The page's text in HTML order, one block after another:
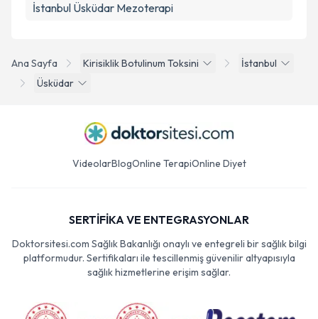
Ana Sayfa Kirisiklik Botulinum Toksini
İstanbul
Üsküdar
İstanbul Üsküdar Mezoterapi
VideolarBlogOnline TerapiOnline Diyet
SERTİFİKA VE ENTEGRASYONLAR
Doktorsitesi.com Sağlık Bakanlığı onaylı ve entegreli bir sağlık bilgi
platformudur. Sertifikaları ile tescillenmiş güvenilir altyapısıyla
sağlık hizmetlerine erişim sağlar.